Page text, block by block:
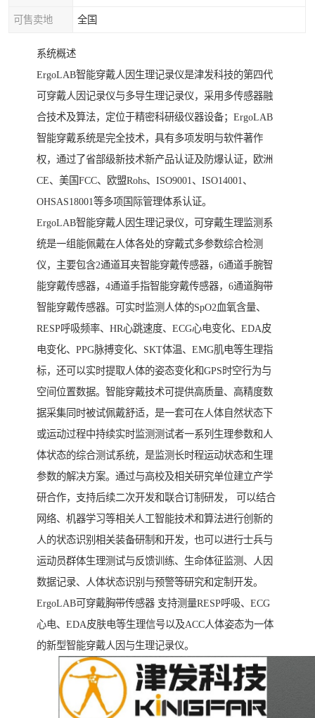
可售卖地 全国
系统概述
ErgoLAB智能穿戴人因生理记录仪是津发科技的第四代
可穿戴人因记录仪与多导生理记录仪，采用多传感器融
合技术及算法，定位于精密科研级仪器设备；ErgoLAB
智能穿戴系统是完全技术，具有多项发明与软件著作
权，通过了省部级新技术新产品认证及防爆认证，欧洲
CE、美国FCC、欧盟Rohs、ISO9001、ISO14001、
OHSAS18001等多项国际管理体系认证。
ErgoLAB智能穿戴人因生理记录仪，可穿戴生理监测系
统是一组能佩戴在人体各处的穿戴式多参数综合检测
仪，主要包含2通道耳夹智能穿戴传感器，6通道手腕智
能穿戴传感器，4通道手指智能穿戴传感器，6通道胸带
智能穿戴传感器。可实时监测人体的SpO2血氧含量、
RESP呼吸频率、HR心跳速度、ECG心电变化、EDA皮
电变化、PPG脉搏变化、SKT体温、EMG肌电等生理指
标，还可以实时提取人体的姿态变化和GPS时空行为与
空间位置数据。智能穿戴技术可提供高质量、高精度数
据采集同时被试佩戴舒适，是一套可在人体自然状态下
或运动过程中持续实时监测测试者一系列生理参数和人
体状态的综合测试系统，是监测长时程运动状态和生理
参数的解决方案。通过与高校及相关研究单位建立产学
研合作，支持后续二次开发和联合订制研发， 可以结合
网络、机器学习等相关人工智能技术和算法进行创新的
人的状态识别相关装备研制和开发，也可以进行士兵与
运动员群体生理测试与反馈训练、生命体征监测、人因
数据记录、人体状态识别与预警等研究和定制开发。
ErgoLAB可穿戴胸带传感器 支持测量RESP呼吸、ECG
心电、EDA皮肤电等生理信号以及ACC人体姿态为一体
的新型智能穿戴人因与生理记录仪。